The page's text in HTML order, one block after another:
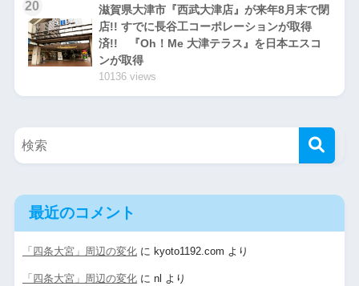
20
滋賀県大津市『西武大津店』が来年8月末で閉
店!! すでに長谷工コーポレーションが取得
済!! 『Oh！Me 大津テラス』を日本エスコ
ンが取得
10136 views
最近のコメント
「四条大宮」周辺の変化に kyoto1192.com より
「四条大宮」周辺の変化に nl より